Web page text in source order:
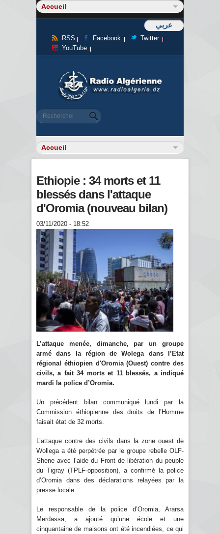
عربي
RSS Facebook
Twitter
YouTube
Formulaire de recherche
Rechercher
Ethiopie : 34 morts et 11
blessés dans l'attaque
d'Oromia (nouveau bilan)
03/11/2020 - 18:52
L’attaque menée, dimanche, par un groupe
armé dans la région de Wolega dans l’Etat
régional éthiopien d'Oromia (Ouest) contre des
civils, a fait 34 morts et 11 blessés, a indiqué
mardi la police d’Oromia.
Un précédent bilan communiqué lundi par la
Commission éthiopienne des droits de l’Homme
faisait état de 32 morts.
L’attaque contre des civils dans la zone ouest de
Wollega a été perpétrée par le groupe rebelle OLF-
Shene avec l’aide du Front de libération du peuple
du Tigray (TPLF-opposition), a confirmé la police
d’Oromia dans des déclarations relayées par la
presse locale.
Le responsable de la police d’Oromia, Ararsa
Merdassa, a ajouté qu’une école et une
cinquantaine de maisons ont été incendiées, ce qui